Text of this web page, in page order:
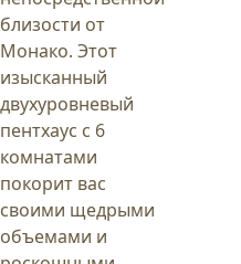
близости от
Монако. Этот
изысканный
двухуровневый
пентхаус с 6
комнатами
покорит вас
своими щедрыми
объемами и